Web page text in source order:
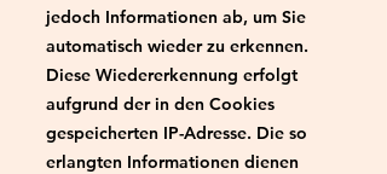
jedoch Informationen ab, um Sie
automatisch wieder zu erkennen.
Diese Wiedererkennung erfolgt
aufgrund der in den Cookies
gespeicherten IP-Adresse. Die so
erlangten Informationen dienen